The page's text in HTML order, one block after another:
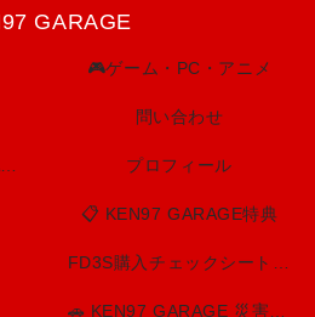
GARAGE
🎮ゲーム・PC・アニメ
問い合わせ
プロフィール
📋 KEN97 GARAGE特典